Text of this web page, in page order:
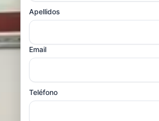
Apellidos
Email
Teléfono